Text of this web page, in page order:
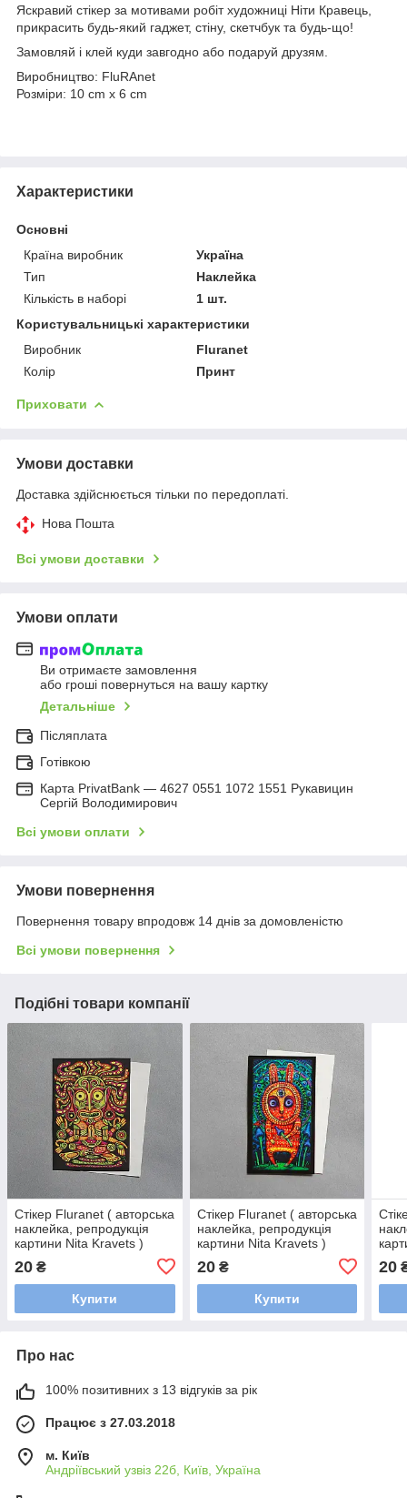
Яскравий стікер за мотивами робіт художниці Ніти Кравець,
прикрасить будь-який гаджет, стіну, скетчбук та будь-що!
Замовляй і клей куди завгодно або подаруй друзям.
Виробництво: FluRAnet
Розміри: 10 cm x 6 cm
Характеристики
Основні
Країна виробник
Україна
Тип
Наклейка
Кількість в наборі
1 шт.
Користувальницькі характеристики
Виробник
Fluranet
Колір
Принт
Приховати
Умови доставки
Доставка здійснюється тільки по передоплаті.
Нова Пошта
Всі умови доставки
Умови оплати
Ви отримаєте замовлення
або гроші повернуться на вашу картку
Детальніше
Післяплата
Готівкою
Карта PrivatBank — 4627 0551 1072 1551 Рукавицин
Сергій Володимирович
Всі умови оплати
Умови повернення
Повернення товару впродовж 14 днів за домовленістю
Всі умови повернення
Подібні товари компанії
Стікер Fluranet ( авторська
наклейка, репродукція
картини Nita Kravets )
20 ₴
Купити
Стікер Fluranet ( авторська
наклейка, репродукція
картини Nita Kravets )
20₴
Купити
20
Про нас
100% позитивних з 13 відгуків за рік
Працює з 27.03.2018
м. Київ
Андріївський узвіз 22б, Київ, Україна